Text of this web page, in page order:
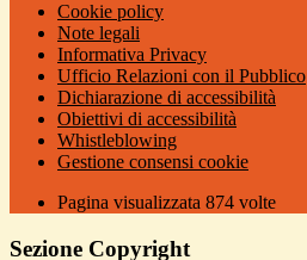
Cookie policy
Note legali
Informativa Privacy
Ufficio Relazioni con il Pubblico
Dichiarazione di accessibilità
Obiettivi di accessibilità
Whistleblowing
Gestione consensi cookie
Pagina visualizzata 874 volte
Sezione Copyright